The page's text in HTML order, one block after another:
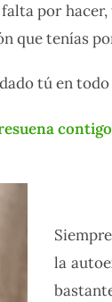
por
que tenías
tú en
la